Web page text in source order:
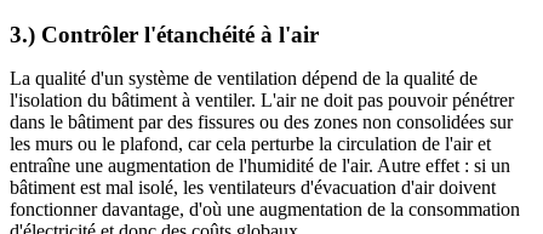
3.) Contrôler l'étanchéité à l'air
La qualité d'un système de ventilation dépend de la qualité de
l'isolation du bâtiment à ventiler. L'air ne doit pas pouvoir pénétrer
dans le bâtiment par des fissures ou des zones non consolidées sur
les murs ou le plafond, car cela perturbe la circulation de l'air et
entraîne une augmentation de l'humidité de l'air. Autre effet : si un
bâtiment est mal isolé, les ventilateurs d'évacuation d'air doivent
fonctionner davantage, d'où une augmentation de la consommation